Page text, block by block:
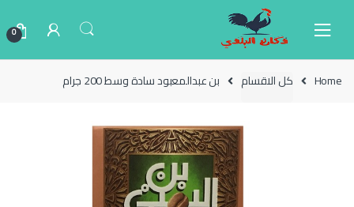
0
Home كل الاقسام بن عبدالمعبود سادة وسط 200 جرام